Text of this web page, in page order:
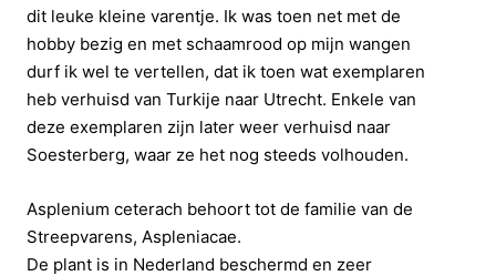
dit leuke kleine varentje. Ik was toen net met de
hobby bezig en met schaamrood op mijn wangen
durf ik wel te vertellen, dat ik toen wat exemplaren
heb verhuisd van Turkije naar Utrecht. Enkele van
deze exemplaren zijn later weer verhuisd naar
Soesterberg, waar ze het nog steeds volhouden.
Asplenium ceterach behoort tot de familie van de
Streepvarens, Aspleniacae.
De plant is in Nederland beschermd en zeer